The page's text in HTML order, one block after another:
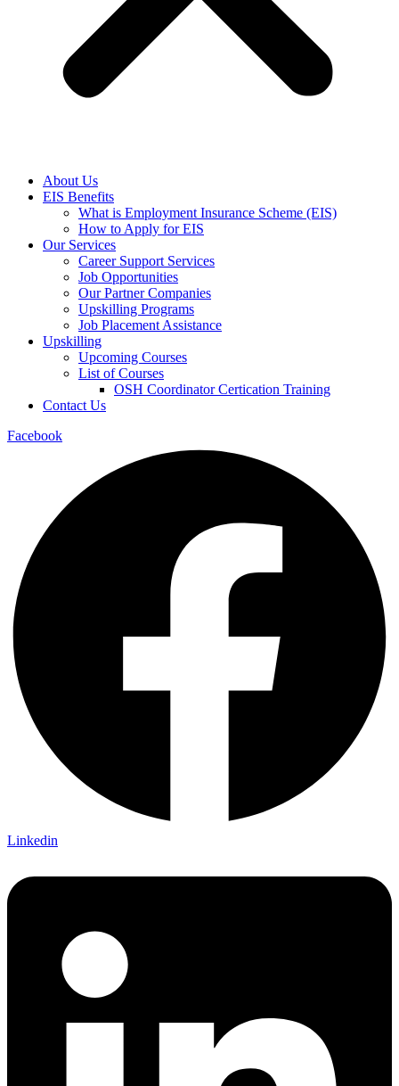
About Us
EIS Benefits
What is Employment Insurance Scheme (EIS)
How to Apply for EIS
Our Services
Career Support Services
Job Opportunities
Our Partner Companies
Upskilling Programs
Job Placement Assistance
Upskilling
Upcoming Courses
List of Courses
OSH Coordinator Certication Training
Contact Us
Facebook
Linkedin